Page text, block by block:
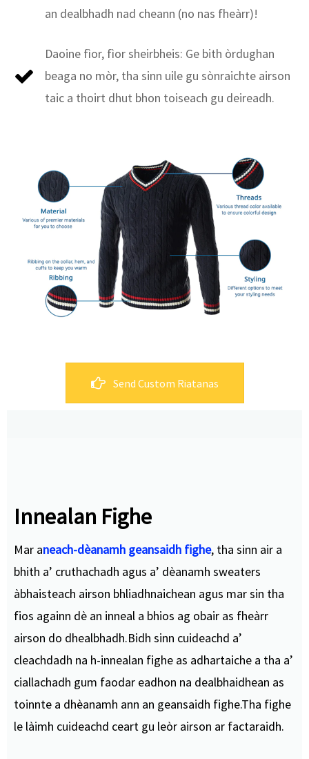
an dealbhadh nad cheann (no nas fheàrr)!
Daoine fìor, fìor sheirbheis: Ge bith òrdughan
beaga no mòr, tha sinn uile gu sònraichte airson
taic a thoirt dhut bhon toiseach gu deireadh.
Send Custom Riatanas
Innealan Fighe
Mar aneach-dèanamh geansaidh fighe, tha sinn air a
bhith a’ cruthachadh agus a’ dèanamh sweaters
àbhaisteach airson bhliadhnaichean agus mar sin tha
fios againn dè an inneal a bhios ag obair as fheàrr
airson do dhealbhadh.Bidh sinn cuideachd a’
cleachdadh na h-innealan fighe as adhartaiche a tha a’
ciallachadh gum faodar eadhon na dealbhaidhean as
toinnte a dhèanamh ann an geansaidh fighe.Tha fighe
le làimh cuideachd ceart gu leòr airson ar factaraidh.